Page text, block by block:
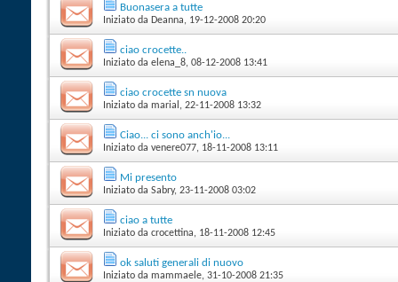
Buonasera a tutte
Iniziato da Deanna‎, 19-12-2008 20:20
ciao crocette..
Iniziato da elena_8‎, 08-12-2008 13:41
ciao crocette sn nuova
Iniziato da marial ‎, 22-11-2008 13:32
Ciao... ci sono anch'io...
Iniziato da venere077‎, 18-11-2008 13:11
Mi presento
Iniziato da Sabry‎, 23-11-2008 03:02
ciao a tutte
Iniziato da crocettina‎, 18-11-2008 12:45
ok saluti generali di nuovo
Iniziato da mammaele‎, 31-10-2008 21:35